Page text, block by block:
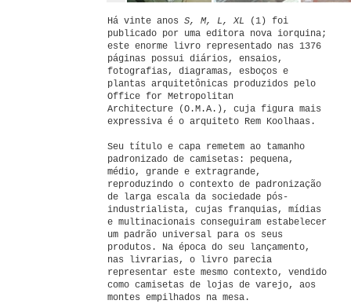
Há vinte anos S, M, L, XL (1) foi
publicado por uma editora nova iorquina;
este enorme livro representado nas 1376
páginas possui diários, ensaios,
fotografias, diagramas, esboços e
plantas arquitetônicas produzidos pelo
Office for Metropolitan
Architecture (O.M.A.), cuja figura mais
expressiva é o arquiteto Rem Koolhaas.
Seu título e capa remetem ao tamanho
padronizado de camisetas: pequena,
médio, grande e extragrande,
reproduzindo o contexto de padronização
de larga escala da sociedade pós-
industrialista, cujas franquias, mídias
e multinacionais conseguiram estabelecer
um padrão universal para os seus
produtos. Na época do seu lançamento,
nas livrarias, o livro parecia
representar este mesmo contexto, vendido
como camisetas de lojas de varejo, aos
montes empilhados na mesa.